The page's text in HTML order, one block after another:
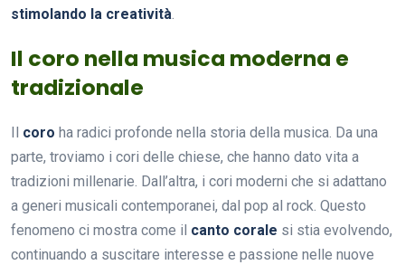
stimolando la creatività.
Il coro nella musica moderna e
tradizionale
coro ha radici profonde nella storia della musica. Da una
parte, troviamo i cori delle chiese, che hanno dato vita a
tradizioni millenarie. Dall’altra, i cori moderni che si adattano
a generi musicali contemporanei, dal pop al rock. Questo
fenomeno ci mostra come il canto corale si stia evolvendo,
continuando a suscitare interesse e passione nelle nuove